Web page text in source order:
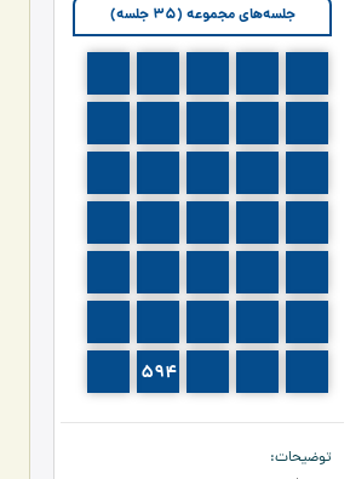
جلسه‌های مجموعه (35 جلسه)
594
توضیحات